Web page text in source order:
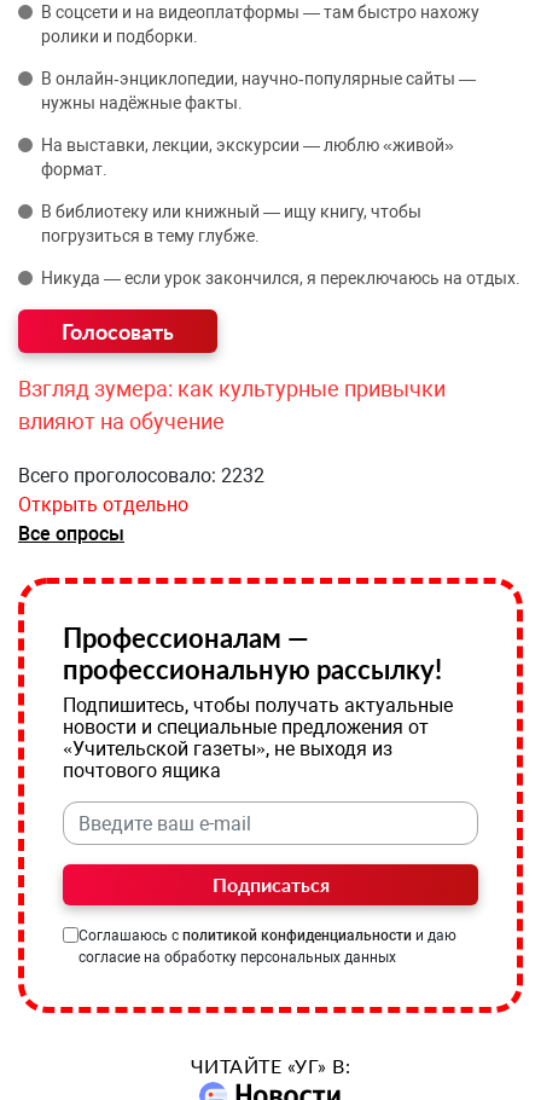
В соцсети и на видеоплатформы — там быстро нахожу
ролики и подборки.
В онлайн‑энциклопедии, научно‑популярные сайты —
нужны надёжные факты.
На выставки, лекции, экскурсии — люблю «живой»
формат.
В библиотеку или книжный — ищу книгу, чтобы
погрузиться в тему глубже.
Никуда — если урок закончился, я переключаюсь на отдых.
Взгляд зумера: как культурные привычки
влияют на обучение
Всего проголосовало: 2232
Открыть отдельно
Все опросы
Профессионалам —
профессиональную рассылку!
Подпишитесь, чтобы получать актуальные
новости и специальные предложения от
«Учительской газеты», не выходя из
почтового ящика
Подписаться
Соглашаюсь с политикой конфиденциальности и даю
согласие на обработку персональных данных
ЧИТАЙТЕ «УГ» В: